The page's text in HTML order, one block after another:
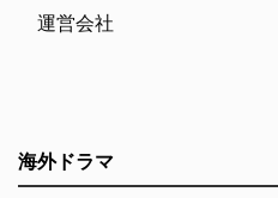
運営会社
海外ドラマ